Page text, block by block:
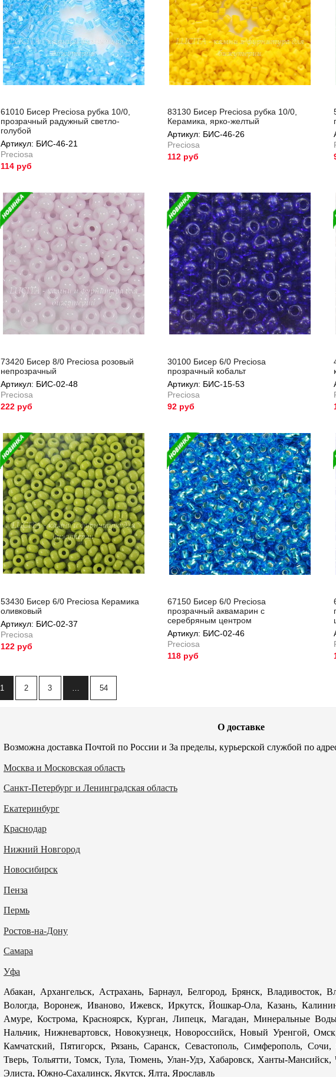
61010 Бисер Preciosa рубка 10/0,
прозрачный радужный светло-
голубой
Артикул: БИС-46-21
Preciosa
114 руб
83130 Бисер Preciosa рубка 10/0,
Керамика, ярко-желтый
Артикул: БИС-46-26
Preciosa
112 руб
73420 Бисер 8/0 Preciosa розовый
непрозрачный
Артикул: БИС-02-48
Preciosa
222 руб
30100 Бисер 6/0 Preciosa
прозрачный кобальт
Артикул: БИС-15-53
Preciosa
92 руб
53430 Бисер 6/0 Preciosa Керамика
оливковый
Артикул: БИС-02-37
Preciosa
122 руб
67150 Бисер 6/0 Preciosa
прозрачный аквамарин с
серебряным центром
Артикул: БИС-02-46
Preciosa
118 руб
1 2 3 … 54
О доставке
Возможна доставка Почтой по России и За пределы, курьерской службой по
Москва и Московская область
Санкт-Петербург и Ленинградская область
Екатеринбург
Краснодар
Нижний Новгород
Новосибирск
Пенза
Пермь
Ростов-на-Дону
Самара
Уфа
Абакан, Архангельск, Астрахань, Барнаул, Белгород, Брянск, Владивосток,
Вологда, Воронеж, Иваново, Ижевск, Иркутск, Йошкар-Ола, Казань,
Амуре, Кострома, Красноярск, Курган, Липецк, Магадан, Минеральные
Нальчик, Нижневартовск, Новокузнецк, Новороссийск, Новый Уренгой,
Камчатский, Пятигорск, Рязань, Саранск, Севастополь, Симферополь,
Тверь, Тольятти, Томск, Тула, Тюмень, Улан-Удэ, Хабаровск, Ханты-Мансийск,
Элиста, Южно-Сахалинск, Якутск, Ялта, Ярославль